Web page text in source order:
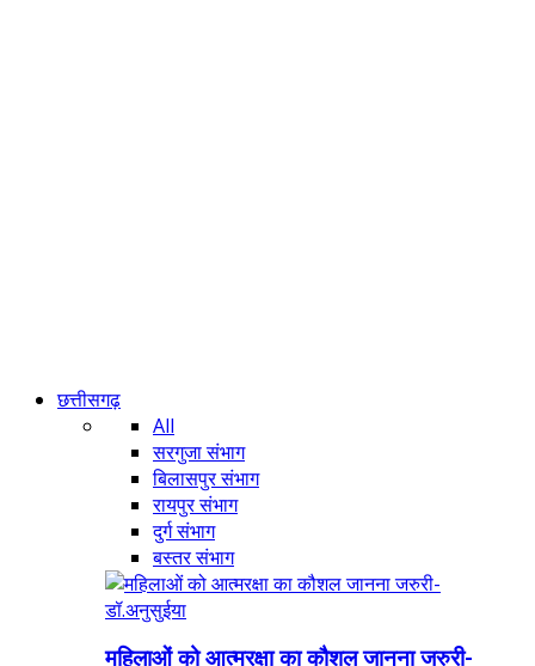
छत्तीसगढ़
All
सरगुजा संभाग
बिलासपुर संभाग
रायपुर संभाग
दुर्ग संभाग
बस्तर संभाग
महिलाओं को आत्मरक्षा का कौशल जानना जरुरी-